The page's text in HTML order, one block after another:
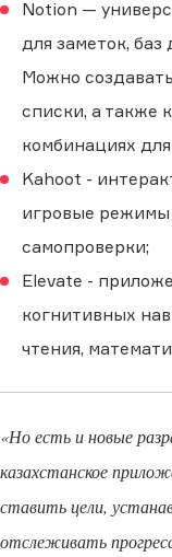
Notion —
для заметок,
Можно
списки, а также
комбинациях
Kahoot -
игровые режимы
самопроверки;
Elevate -
когнитивных
чтения,
«Но есть и новые
казахстанское
ставить цели,
отслеживать